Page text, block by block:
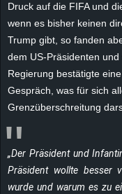
Druck auf die FIFA und
wenn es bisher keinen
Trump gibt, so fanden
dem US-Präsidenten
Regierung bestätigte
Gespräch, was für sich
Grenzüberschreitung
„Der Präsident und
Präsident wollte besser
wurde und warum es zu